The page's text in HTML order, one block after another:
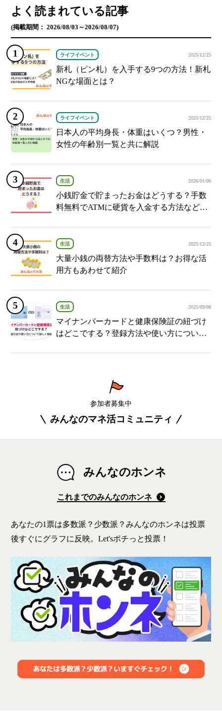
よく読まれている記事
(掲載期間： 2026/08/03～2026/08/07)
ライフイベント 2025/12/25
新札（ピン札）を入手する9つの方法！新札
NGな場面とは？
ライフイベント 2025/12/25
日本人の平均身長・体重はいくつ？男性・
女性の年齢別一覧と共に解説
生活 2026/01/06
小銭貯金で貯まったお金はどうする？手数
料無料でATMに硬貨を入金する方法など紹
生活 2025/12/25
大量小銭の両替方法や手数料は？お得な活
用方もあわせて紹介
生活 2025/09/08
マイナンバーカードと健康保険証の紐づけ
はどこでする？登録方法や使い方について
参加者募集中
みんなのマネ活コミュニティ
みんなのホンネ
これまでのみんなのホンネ
あなたの1票は多数派？少数派？みんなのホンネは投票
後すぐにグラフに反映。Let'sポチっと投票！